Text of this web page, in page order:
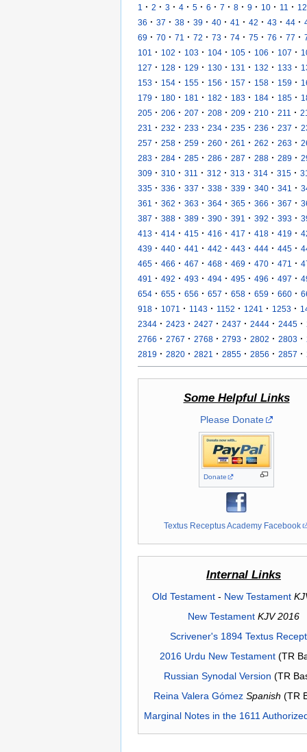
1 · 2 · 3 · 4 · 5 · 6 · 7 · 8 · 9 · 10 · 11 · 12
36 · 37 · 38 · 39 · 40 · 41 · 42 · 43 · 44 ·
69 · 70 · 71 · 72 · 73 · 74 · 75 · 76 · 77 ·
101
· 102 · 103 · 104 · 105 · 106 · 107 ·
127 · 128 · 129 · 130 · 131 · 132 · 133 ·
153 · 154 · 155 · 156 · 157 · 158 · 159 ·
179 · 180 · 181 · 182 · 183 · 184 · 185 ·
205 · 206 · 207 · 208 · 209 · 210 · 211 ·
231
· 232 · 233 · 234 · 235 · 236 · 237 ·
257 · 258 · 259 · 260 · 261 · 262 · 263 ·
283 · 284 · 285 · 286 · 287 · 288 · 289 ·
309 · 310 · 311 · 312 · 313 · 314 · 315 ·
335 · 336 · 337 · 338 · 339 · 340 · 341 ·
361
· 362 · 363 · 364 · 365 · 366 · 367 ·
387 · 388 · 389 · 390 · 391 · 392 · 393 ·
413 · 414 · 415 · 416 · 417 · 418 · 419 ·
439 · 440 · 441 · 442 · 443 · 444 · 445 ·
465 · 466 · 467 · 468 · 469 · 470 · 471 ·
491
· 492 · 493 · 494 · 495 · 496 · 497 ·
654 · 655 · 656 · 657 · 658 · 659 · 660 ·
918 · 1071 · 1143 · 1152 · 1241 · 1253 ·
2344 · 2423 · 2427 · 2437 · 2444 · 2445 ·
2766 · 2767 · 2768 · 2793 · 2802 · 2803 ·
2819 · 2820 · 2821 · 2855 · 2856 · 2857 ·
Some Helpful Links
Please Donate
Donate
Textus Receptus Academy Facebook
Internal Links
Old Testament- New Testament
New Testament KJV 2016
Scrivener's 1894 Textus
2016 Urdu New Testament(TR
Russian Synodal Version (TR
Reina Valera Gómez Spanish (TR
Marginal Notes in the 1611